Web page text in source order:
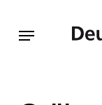
main
Menu